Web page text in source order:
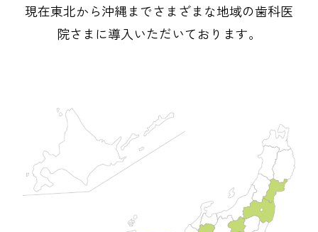
現在東北から沖縄までさまざまな地域の歯科医
院さまに導入いただいております。